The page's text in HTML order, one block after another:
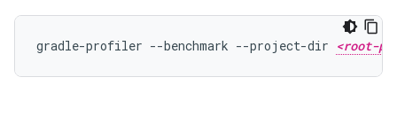
gradle-profiler --benchmark --project-dir <root-